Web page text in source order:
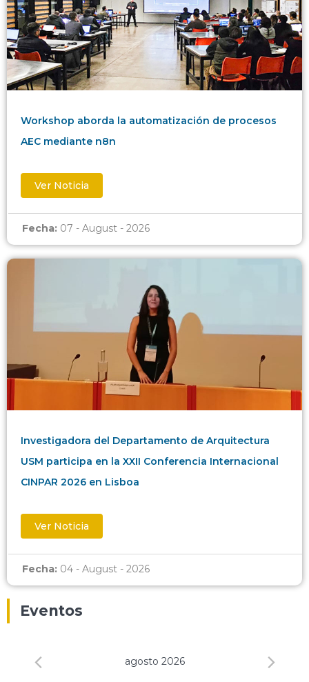
Workshop aborda la automatización de procesos
AEC mediante n8n
Ver Noticia
Fecha: 07 - August - 2026
Investigadora del Departamento de Arquitectura
USM participa en la XXII Conferencia Internacional
CINPAR 2026 en Lisboa
Ver Noticia
Fecha: 04 - August - 2026
Eventos
agosto 2026